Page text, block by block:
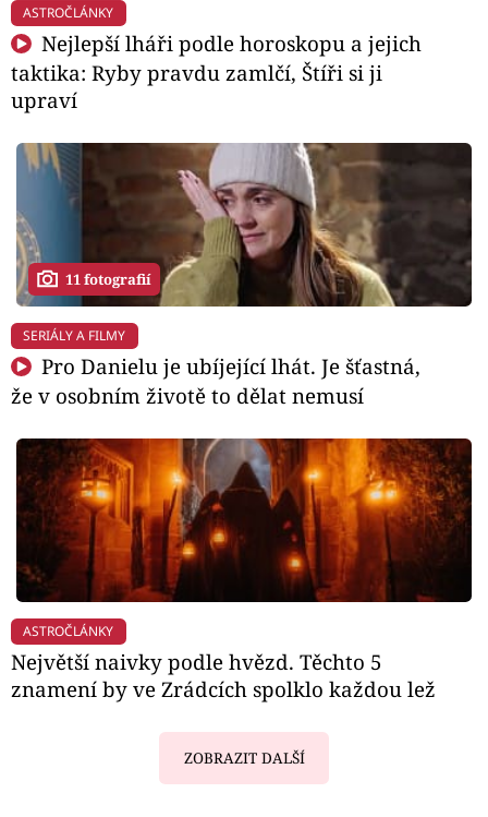
ASTROČLÁNKY
Nejlepší lháři podle horoskopu a jejich
taktika: Ryby pravdu zamlčí, Štíři si ji
upraví
11 fotografií
SERIÁLY A FILMY
Pro Danielu je ubíjející lhát. Je šťastná,
že v osobním životě to dělat nemusí
ASTROČLÁNKY
Největší naivky podle hvězd. Těchto 5
znamení by ve Zrádcích spolklo každou lež
ZOBRAZIT DALŠÍ